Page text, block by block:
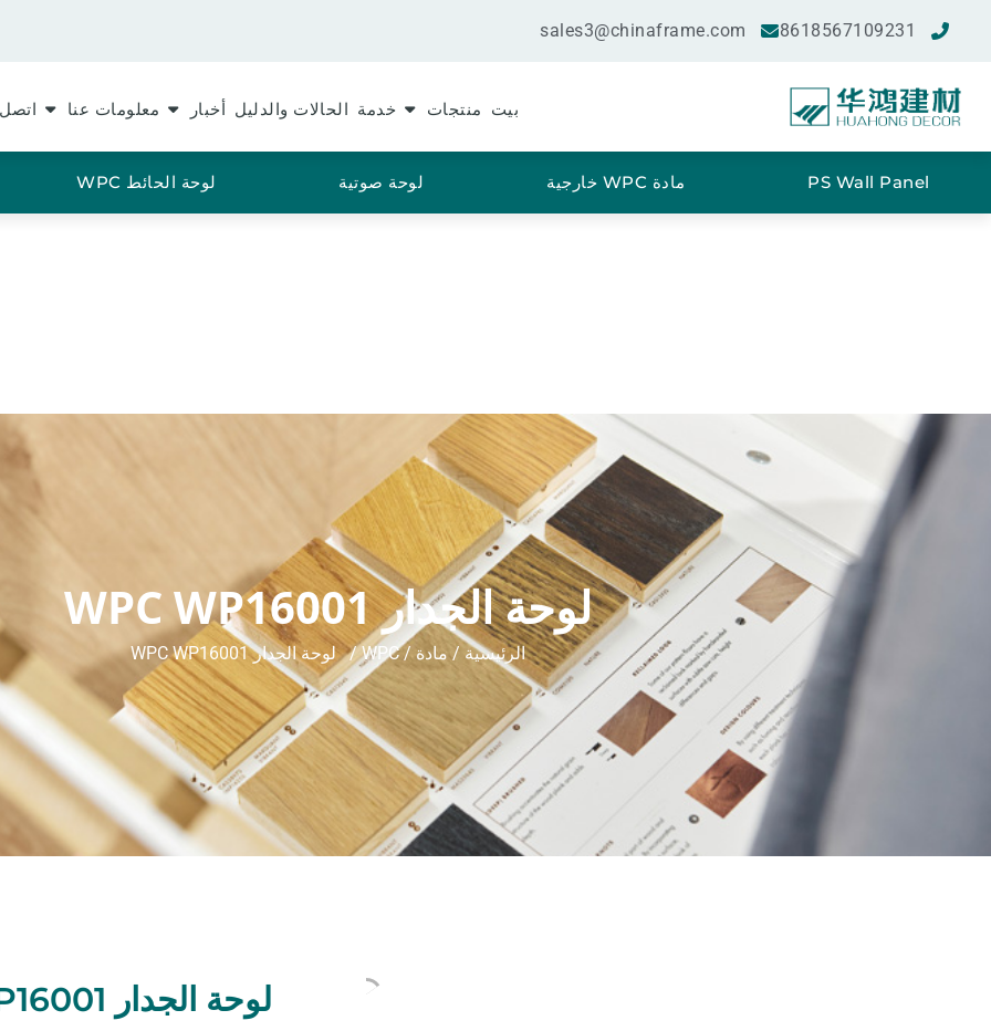
8618567109231
sales3@chinaframe.com
بيت منتجات خدمة الحالات والدليل أخبار معلومات عنا اتصل
PS Wall Panel مادة WPC خارجية لوحة صوتية لوحة الحائط WPC
لوحة الجدار WPC WP16001
الرئيسية /مادة /
WPC/ لوحة الجدار WPC WP16001
لوحة الجدار WPC WP16001